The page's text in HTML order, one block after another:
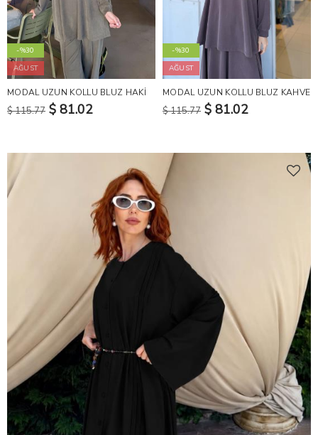
-%30
AĞUST
MODAL UZUN KOLLU BLUZ HAKİ
$ 115.77 $ 81.02
-%30
AĞUST
MODAL UZUN KOLLU BLUZ KAHVE
$ 115.77 $ 81.02